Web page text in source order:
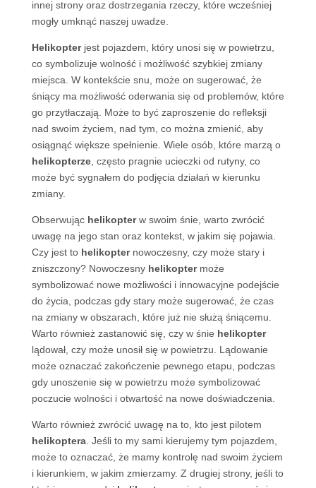
innej strony oraz dostrzegania rzeczy, które wcześniej
mogły umknąć naszej uwadze.
Helikopterjest pojazdem, który unosi się w powietrzu,
co symbolizuje wolność i możliwość szybkiej zmiany
miejsca. W kontekście snu, może on sugerować, że
śniący ma możliwość oderwania się od problemów, które
go przytłaczają. Może to być zaproszenie do refleksji
nad swoim życiem, nad tym, co można zmienić, aby
osiągnąć większe spełnienie. Wiele osób, które marzą o
helikopterze, często pragnie ucieczki od rutyny, co
może być sygnałem do podjęcia działań w kierunku
zmiany.
Obserwując helikopterw swoim śnie, warto zwrócić
uwagę na jego stan oraz kontekst, w jakim się pojawia.
Czy jest to helikopternowoczesny, czy może stary i
zniszczony? Nowoczesny helikoptermoże
symbolizować nowe możliwości i innowacyjne podejście
do życia, podczas gdy stary może sugerować, że czas
na zmiany w obszarach, które już nie służą śniącemu.
Warto również zastanowić się, czy w śnie helikopter
lądował, czy może unosił się w powietrzu. Lądowanie
może oznaczać zakończenie pewnego etapu, podczas
gdy unoszenie się w powietrzu może symbolizować
poczucie wolności i otwartość na nowe doświadczenia.
Warto również zwrócić uwagę na to, kto jest pilotem
helikoptera. Jeśli to my sami kierujemy tym pojazdem,
może to oznaczać, że mamy kontrolę nad swoim życiem
i kierunkiem, w jakim zmierzamy. Z drugiej strony, jeśli to